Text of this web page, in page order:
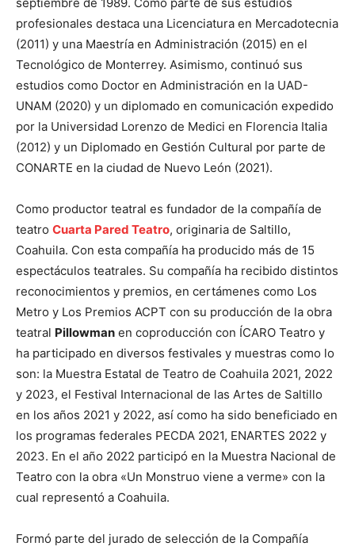
profesionales destaca una Licenciatura en Mercadotecnia
(2011) y una Maestría en Administración (2015) en el
Tecnológico de Monterrey. Asimismo, continuó sus
estudios como Doctor en Administración en la UAD-
UNAM (2020) y un diplomado en comunicación expedido
por la Universidad Lorenzo de Medici en Florencia Italia
(2012) y un Diplomado en Gestión Cultural por parte de
CONARTE en la ciudad de Nuevo León (2021).​
​Como productor teatral es fundador de la compañía de
teatro Cuarta Pared Teatro, originaria de Saltillo,
Coahuila. Con esta compañía ha producido más de 15
espectáculos teatrales. Su compañía ha recibido distintos
reconocimientos y premios, en certámenes como Los
Metro y Los Premios ACPT con su producción de la obra
teatral Pillowman en coproducción con ÍCARO Teatro y
ha participado en diversos festivales y muestras como lo
son: la Muestra Estatal de Teatro de Coahuila 2021, 2022
y 2023, el Festival Internacional de las Artes de Saltillo
en los años 2021 y 2022, así como ha sido beneficiado en
los programas federales PECDA 2021, ENARTES 2022 y
2023. En el año 2022 participó en la Muestra Nacional de
Teatro con la obra «Un Monstruo viene a verme» con la
cual representó a Coahuila.
Formó parte del jurado de selección de la Compañía